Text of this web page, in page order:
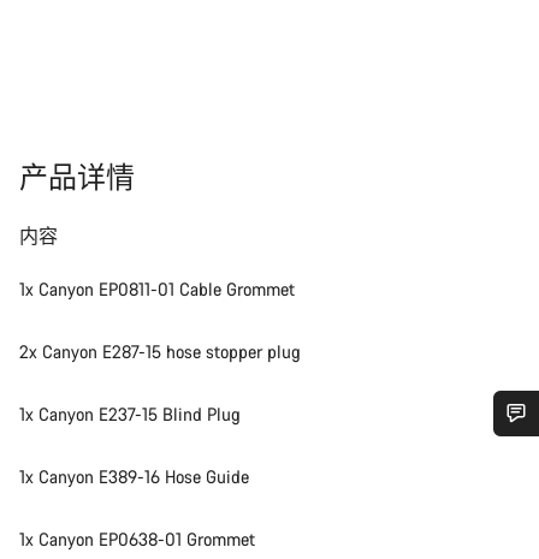
产品详情
内容
1x Canyon EP0811-01 Cable Grommet
2x Canyon E287-15 hose stopper plug
1x Canyon E237-15 Blind Plug
1x Canyon E389-16 Hose Guide
1x Canyon EP0638-01 Grommet